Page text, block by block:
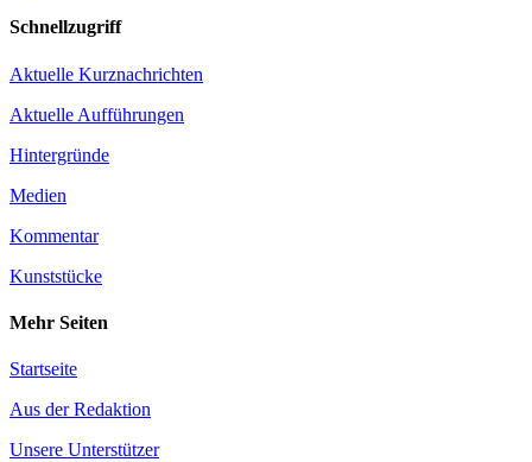
Schnellzugriff
Aktuelle Kurznachrichten
Aktuelle Aufführungen
Hintergründe
Medien
Kommentar
Kunststücke
Mehr Seiten
Startseite
Aus der Redaktion
Unsere Unterstützer